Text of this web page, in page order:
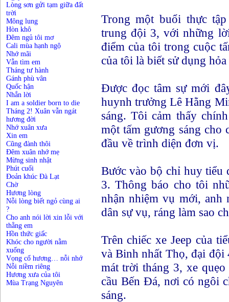
Lòng sơn gửi tạm giữa đất
trời
Mông lung
Hòn khô
Đêm ngủ tôi mơ
Cali mùa hạnh ngộ
Nhớ mãi
Vẫn tìm em
Tháng tư hành
Gánh phù vân
Quốc hận
Nhắn lời
I am a soldier born to die
Tháng 2! Xuân vẫn ngát
hương đời
Nhớ xuân xưa
Xin em
Cũng đành thôi
Đêm xuân nhớ mẹ
Mừng sinh nhật
Phút cuối
Đoản khúc Đà Lạt
Chờ
Hương lòng
Nỗi lòng biết ngỏ cùng ai
?
Cho anh nói lời xin lỗi với
thằng em
Hồn thức giấc
Khóc cho người nằm
xuống
Vọng cố hương… nỗi nhớ
Nỗi niềm riêng
Hương xưa của tôi
Mùa Trạng Nguyên
Trong một buổi thực
trung đội 3, với những
điểm của tôi trong cuộc
của tôi là biết sử dụng
Được đọc tâm sự mới
huynh trưởng Lê Hằng
sáng. Tôi cảm thấy
một tấm gương sáng
đầu về trình diện đơn vị.
Bước vào bộ chỉ huy
3. Thông báo cho tôi
nhận nhiệm vụ mới, anh
dân sự vụ, ráng làm sao
Trên chiếc xe Jeep của
và Binh nhất Thọ, đại
mát trời tháng 3, xe
cầu Bến Đá, nơi có ngôi
sáng.